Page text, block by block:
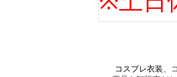
コスプレ衣装 、